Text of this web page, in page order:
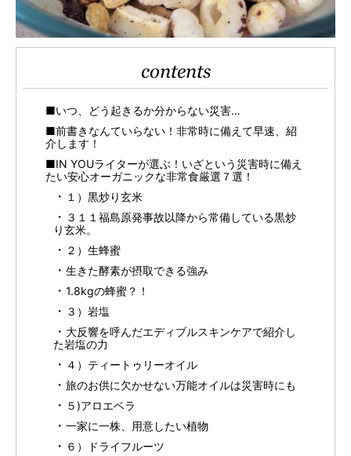
contents
■いつ、どう起きるか分からない災害…
■前書きなんていらない！非常時に備えて早速、紹
介します！
■IN YOUライターが選ぶ！いざという災害時に備え
たい安心オーガニックな非常食厳選７選！
１）黒炒り玄米
３１１福島原発事故以降から常備している黒炒
り玄米。
２）生蜂蜜
生きた酵素が摂取できる強み
1.8kgの蜂蜜？！
３）岩塩
大反響を呼んだエディブルスキンケアで紹介し
た岩塩の力
４）ティートゥリーオイル
旅のお供に欠かせない万能オイルは災害時にも
５)アロエベラ
一家に一株、用意したい植物
６）ドライフルーツ